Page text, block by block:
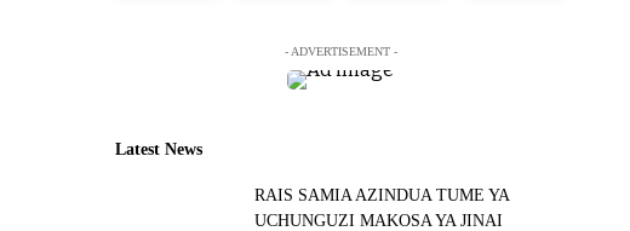
- ADVERTISEMENT -
Latest News
RAIS SAMIA AZINDUA TUME YA
UCHUNGUZI MAKOSA YA JINAI